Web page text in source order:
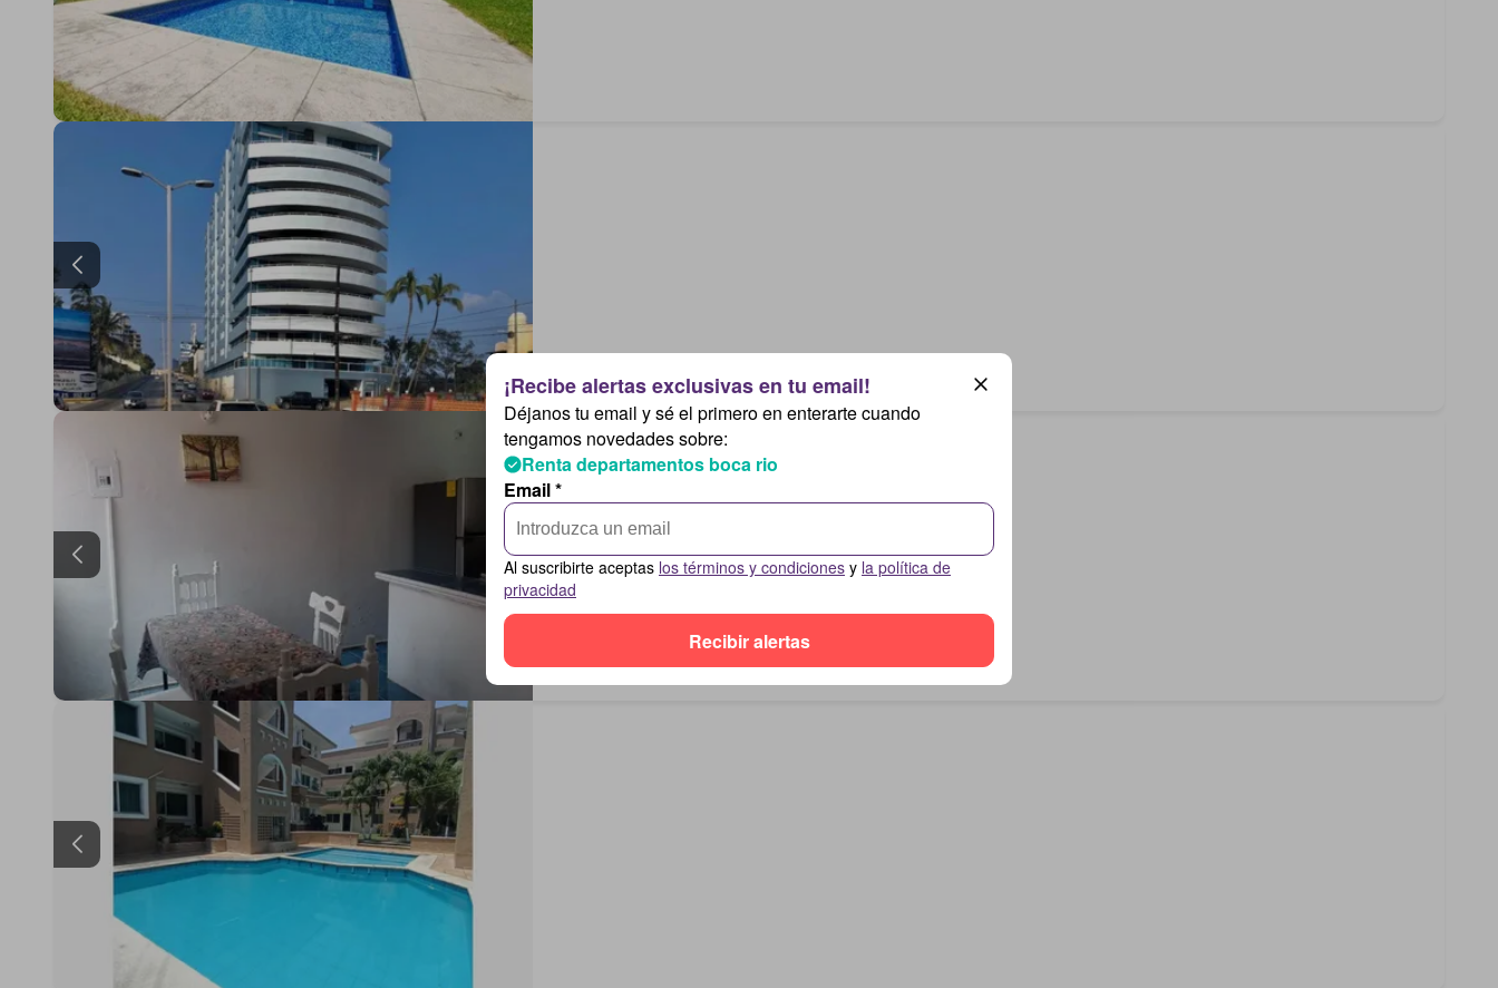
Déjanos tu email y sé el primero en enterarte cuando
tengamos novedades sobre:
Renta departamentos boca rio
Email *
Al suscribirte aceptas los términos y condiciones y la política de
privacidad
Recibir alertas